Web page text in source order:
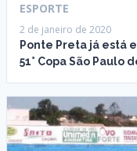
ESPORTE
2 de janeiro de 2020
Ponte Preta já está
51° Copa São Paulo